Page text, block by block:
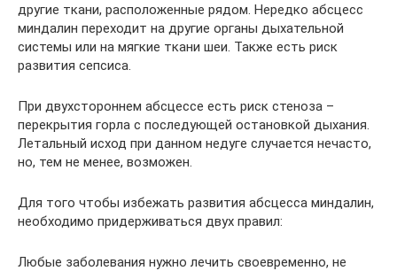
другие ткани, расположенные рядом. Нередко абсцесс
миндалин переходит на другие органы дыхательной
системы или на мягкие ткани шеи. Также есть риск
развития сепсиса.
При двухстороннем абсцессе есть риск стеноза –
перекрытия горла с последующей остановкой дыхания.
Летальный исход при данном недуге случается нечасто,
но, тем не менее, возможен.
Для того чтобы избежать развития абсцесса миндалин,
необходимо придерживаться двух правил:
Любые заболевания нужно лечить своевременно, не